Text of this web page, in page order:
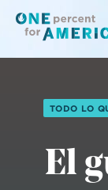
contenido
principal
TODO LO
El